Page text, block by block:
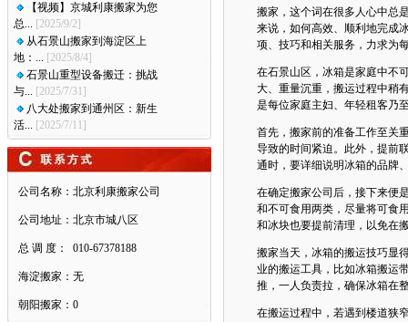
【视频】京城利康搬家为您
总... [2025/9/2]
从石景山搬家到海淀区上
地：... [2025/8/4]
石景山重型设备搬迁：挑战
与... [2025/7/31]
八大处搬家到通州区：新生
活... [2025/7/11]
公司名称： 北京利康搬家公司
公司地址： 北京市城八区
总 调 度： 010-67378188
海淀搬家： 无
朝阳搬家： 0
搬家，这个词在很多人心中总
来说，如何高效、顺利地完成
项、技巧和相关服务，力求为
在石景山区，冰箱是家庭中不
大、重量沉重，搬运过程中稍
是每位家庭主妇、年轻租客乃
首先，搬家前的准备工作至关
导致的时间紧迫。此外，提前
通时，要详细说明冰箱的品牌
在确定搬家公司后，接下来便
和不可食用两类，尽量将可食
和冰块也要提前清理，以免在
搬家当天，冰箱的搬运技巧显
业的搬运工具，比如冰箱搬运
推，一人负责拉，确保冰箱在
在搬运过程中，若遇到楼道狭